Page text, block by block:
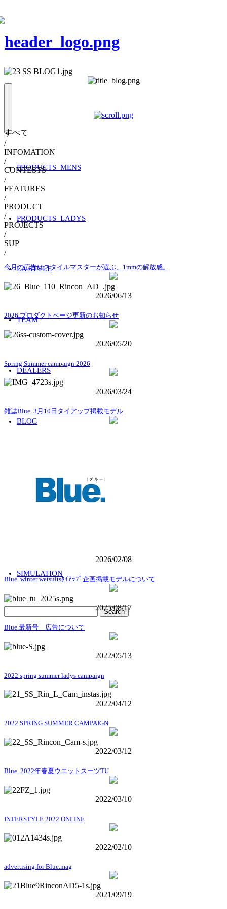
PRODUCTS_MENS
PRODUCTS_LADYS
LA STYLE
TEAM
DEALERS
BLOG
SIMULATION
すべて
/
INFOMATION
/
CONTESTS
/
FEATURES
/
PRODUCT
/
PROJECTS
/
SUP
/
今月の広告はスタイルマスターが選ぶ、1mmの解放感。
2026/06/13
2026.プロダクトページ更新のお知らせ
2026/05/20
Spring Summer campaign 2026
2026/03/24
雑誌Blue. 3月10日タイアップ掲載モデル
2026/02/08
Blue. winter wetsuitsﾀｲｱｯﾌﾟ企画掲載モデルについて
2025/08/17
Blue.最新号 広告について
2022/05/13
2022 spring summer ladys campaign
2022/04/12
2022 SPRING SUMMER CAMPAIGN
2022/03/12
Blue. 2022年春夏ウエットスーツTU
2022/03/10
INTERSTYLE 2022 ONLINE
2022/02/10
advertising for Blue.mag
2021/09/19